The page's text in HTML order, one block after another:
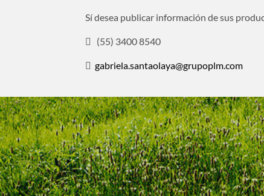
Sí desea publicar información de sus
(55) 3400 8540
gabriela.santaolaya@grupoplm.com